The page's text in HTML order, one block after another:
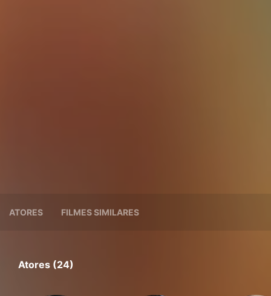
ATORES FILMES SIMILARES
Atores (24)